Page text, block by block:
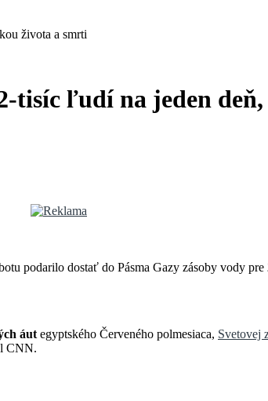
života a smrti
tisíc ľudí na jeden
podarilo dostať do Pásma Gazy zásoby vody pre
áut egyptského Červeného polmesiaca, Svetovej
CNN.